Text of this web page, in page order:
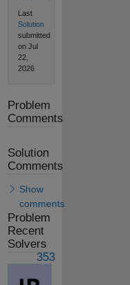
Last
Solution
submitted
on Jul
22,
2026
Problem
Comments
Solution
Comments
Show
comments
Problem
Recent
Solvers
353